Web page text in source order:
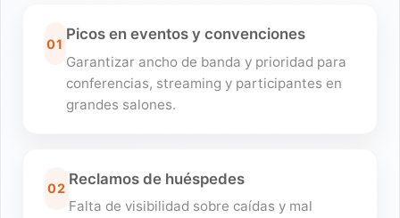
01
Picos en eventos y convenciones
Garantizar ancho de banda y prioridad para
conferencias, streaming y participantes en
grandes salones.
02
Reclamos de huéspedes
Falta de visibilidad sobre caídas y mal